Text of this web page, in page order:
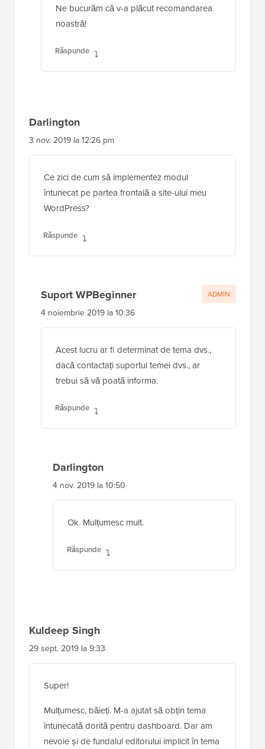
Ne bucurăm că v-a plăcut recomandarea
noastră!
Răspunde
Darlington
3 nov. 2019 la 12:26 pm
Ce zici de cum să implementez modul
întunecat pe partea frontală a site-ului meu
WordPress?
Răspunde
Suport WPBeginner
4 noiembrie 2019 la 10:36
Acest lucru ar fi determinat de tema dvs.,
dacă contactați suportul temei dvs., ar
trebui să vă poată informa.
Răspunde
ADMIN
Darlington
4 nov. 2019 la 10:50
Ok. Mulțumesc mult.
Răspunde
Kuldeep Singh
29 sept. 2019 la 9:33
Super!
Mulțumesc, băieți. M-a ajutat să obțin tema
întunecată dorită pentru dashboard. Dar am
nevoie și de fundalul editorului implicit în tema